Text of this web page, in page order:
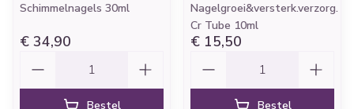
Schimmelnagels 30ml
€ 34,90
Bestel
Nagelgroei&versterk.verzorg.
Cr Tube 10ml
€ 15,50
Bestel